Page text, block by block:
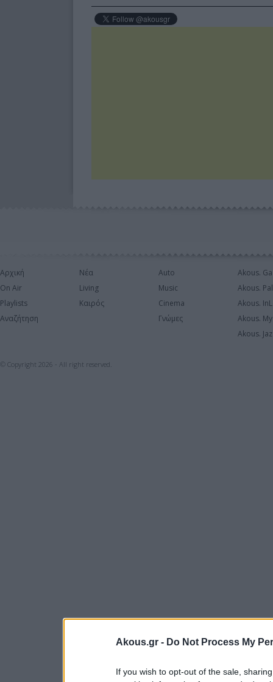
Akous.gr - Do Not Process My
If you wish to opt-out of the sale,
Αρχική
On Air
Playlists
Αναζήτηση
Νέα
Living
Καιρός
Auto
Music
Cinema
Γνώμες
Akous.
Akous.
Akous.
Akous.
Akous.
© Copyright 2026 - All right reserved.